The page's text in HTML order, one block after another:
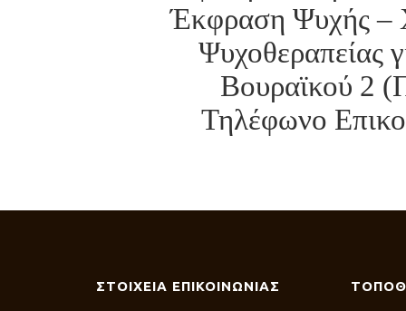
Έκφραση Ψυχής –
Ψυχοθεραπείας
Βουραϊκού 2
Τηλέφωνο
ΣΤΟΙΧΕΙΑ ΕΠΙΚΟΙΝΩΝΙΑΣ